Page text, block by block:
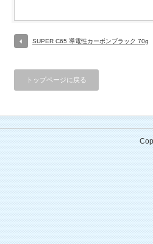
SUPER C65 導電性カーボンブラック 70g
トップページに戻る